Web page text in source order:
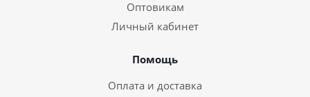
Оптовикам
Личный кабинет
Помощь
Оплата и доставка